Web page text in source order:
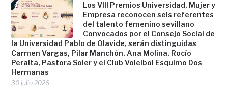
Los VIII Premios Universidad, Mujer y
Empresa reconocen seis referentes
del talento femenino sevillano
Convocados por el Consejo Social de
la Universidad Pablo de Olavide, serán distinguidas
Carmen Vargas, Pilar Manchón, Ana Molina, Rocío
Peralta, Pastora Soler y el Club Voleibol Esquimo Dos
Hermanas
30 julio 2026